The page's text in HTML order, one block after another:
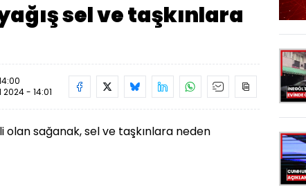
sel ve taşkınlara
2024 - 14:01
olan sağanak, sel ve taşkınlara neden